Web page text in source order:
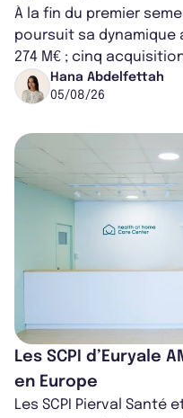
À la fin du premier
poursuit sa
274 M€ ; cinq
capitalisation portée à
Hana Abdelfettah
05/08/26
Les SCPI d’Euryale
en Europe
Les SCPI Pierval Santé